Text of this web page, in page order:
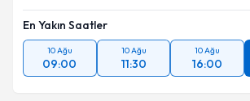
En Yakın Saatler
10 Ağu
09:00
10 Ağu
11:30
10 Ağu
16:00